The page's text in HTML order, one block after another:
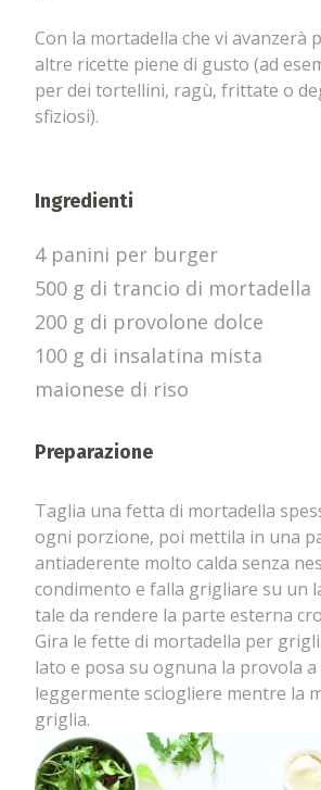
Con la mortadella che vi avanzerà
altre ricette piene di gusto (ad
per dei tortellini, ragù, frittate o
sfiziosi).
Ingredienti
4 panini per burger
500 g di trancio di mortadella
200 g di provolone dolce
100 g di insalatina mista
maionese di riso
Preparazione
Taglia una fetta di mortadella
ogni porzione, poi mettila in una
antiaderente molto calda senza
condimento e falla grigliare su un
tale da rendere la parte esterna
Gira le fette di mortadella per
lato e posa su ognuna la provola
leggermente sciogliere mentre la
griglia.